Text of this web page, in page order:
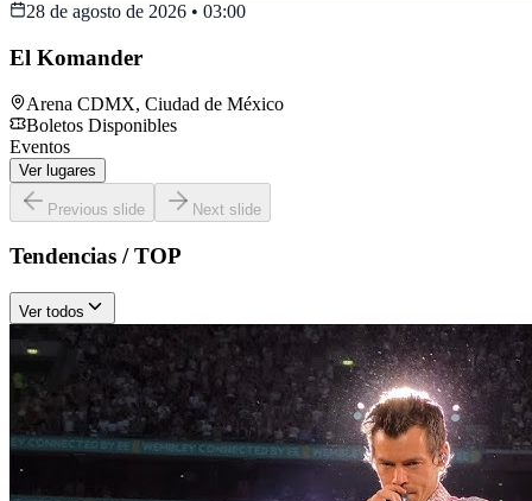
28 de agosto de 2026 • 03:00
El Komander
Arena CDMX, Ciudad de México
Boletos Disponibles
Eventos
Ver lugares
Previous slide Next slide
Tendencias / TOP
Ver todos